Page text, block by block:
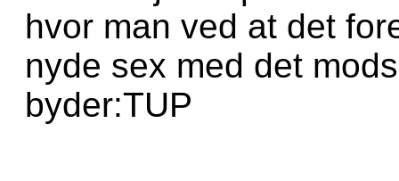
hvor man ved at det
nyde sex med det
byder:TUP